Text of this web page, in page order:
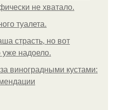
не хватало.
туалета.
страсть, но вот
уже надоело.
виноградными кустами: